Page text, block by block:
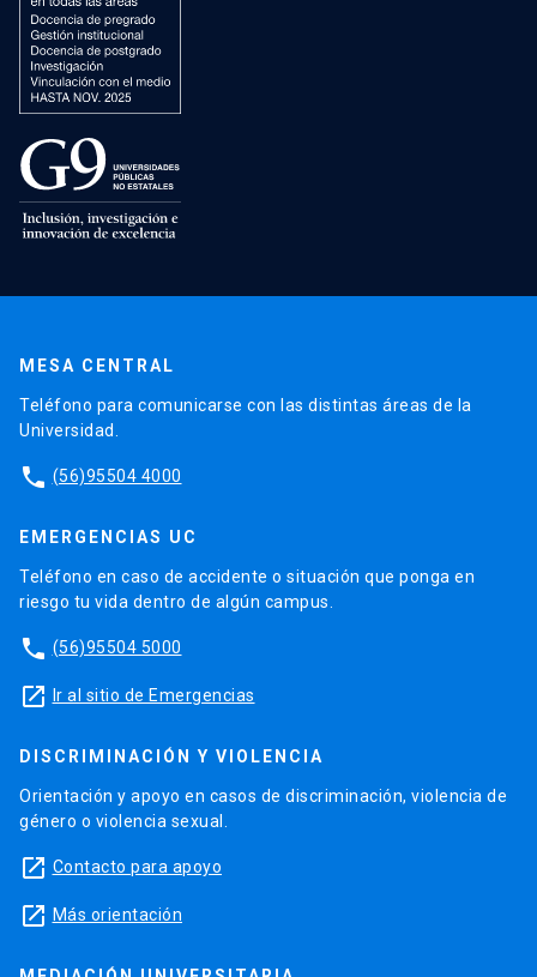
MESA CENTRAL
Teléfono para comunicarse con las distintas áreas de la
Universidad.
phone (56)95504 4000
EMERGENCIAS UC
Teléfono en caso de accidente o situación que ponga en
riesgo tu vida dentro de algún campus.
phone (56)95504 5000
launch Ir al sitio de Emergencias
DISCRIMINACIÓN Y VIOLENCIA
Orientación y apoyo en casos de discriminación, violencia de
género o violencia sexual.
launch Contacto para apoyo
launch Más orientación